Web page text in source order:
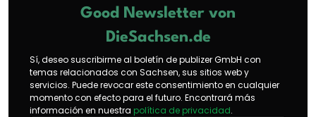
Good Newsletter von
DieSachsen.de
Sí, deseo suscribirme al boletín de publizer GmbH con
temas relacionados con Sachsen, sus sitios web y
servicios. Puede revocar este consentimiento en cualquier
momento con efecto para el futuro. Encontrará más
información en nuestra política de privacidad.